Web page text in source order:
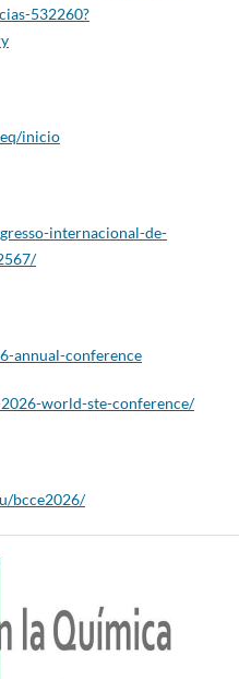
532260?
inicio
internacional-de-
annual-conference
world-ste-conference/
bcce2026/